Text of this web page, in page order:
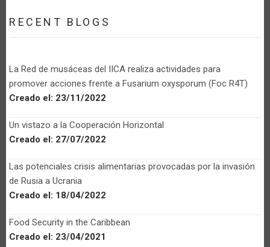
RECENT BLOGS
La Red de musáceas del IICA realiza actividades para
promover acciones frente a Fusarium oxysporum (Foc R4T)
Creado el: 23/11/2022
Un vistazo a la Cooperación Horizontal
Creado el: 27/07/2022
Las potenciales crisis alimentarias provocadas por la invasión
de Rusia a Ucrania
Creado el: 18/04/2022
Food Security in the Caribbean
Creado el: 23/04/2021